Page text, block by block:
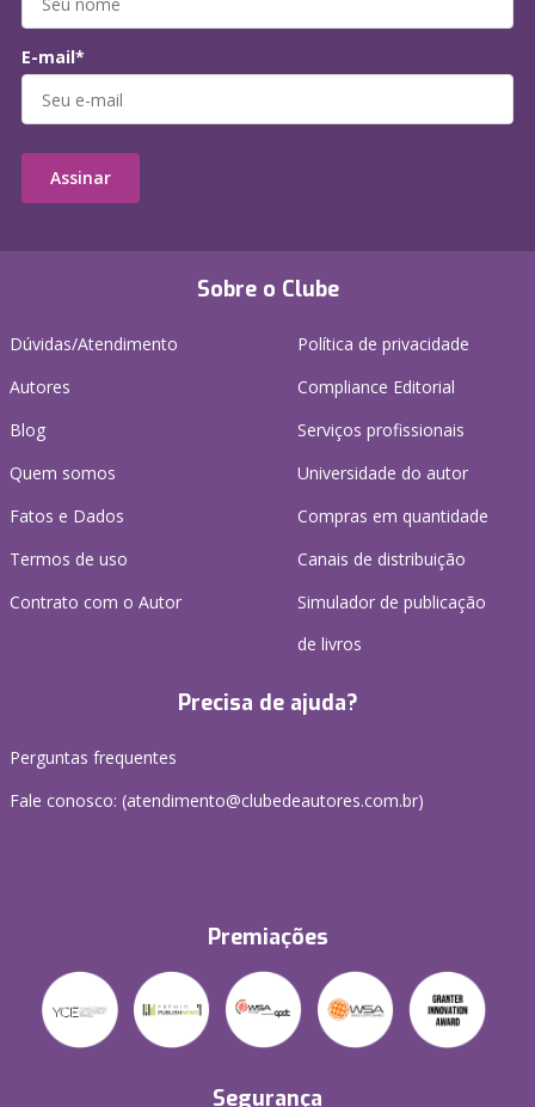
Sobre o Clube
Dúvidas/Atendimento
Autores
Blog
Quem somos
Fatos e Dados
Termos de uso
Contrato com o Autor
Política de privacidade
Compliance Editorial
Serviços profissionais
Universidade do autor
Compras em quantidade
Canais de distribuição
Simulador de publicação
de livros
Precisa de ajuda?
Perguntas frequentes
Fale conosco: (atendimento@clubedeautores.com.br)
Premiações
Segurança
E-mail*
Assinar